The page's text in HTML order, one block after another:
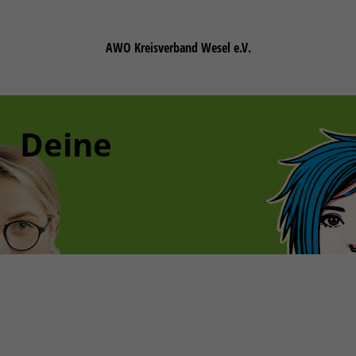
AWO Kreisverband Wesel e.V.
Deine